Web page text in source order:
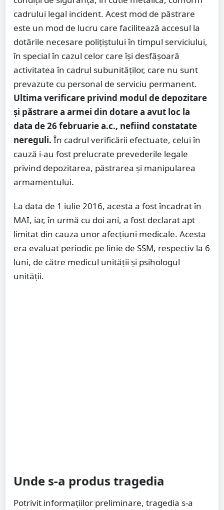
cadrului legal incident. Acest mod de păstrare
este un mod de lucru care facilitează accesul la
dotările necesare polițiștului în timpul serviciului,
în special în cazul celor care își desfășoară
activitatea în cadrul subunităților, care nu sunt
prevazute cu personal de serviciu permanent.
Ultima verificare privind modul de depozitare
și păstrare a armei din dotare a avut loc la
data de 26 februarie a.c., nefiind constatate
nereguli. În cadrul verificării efectuate, celui în
cauză i-au fost prelucrate prevederile legale
privind depozitarea, păstrarea și manipularea
armamentului.
La data de 1 iulie 2016, acesta a fost încadrat în
MAI, iar, în urmă cu doi ani, a fost declarat apt
limitat din cauza unor afecțiuni medicale. Acesta
era evaluat periodic pe linie de SSM, respectiv la 6
luni, de către medicul unității și psihologul
unității.
Unde s-a produs tragedia
Potrivit informațiilor preliminare, tragedia s-a